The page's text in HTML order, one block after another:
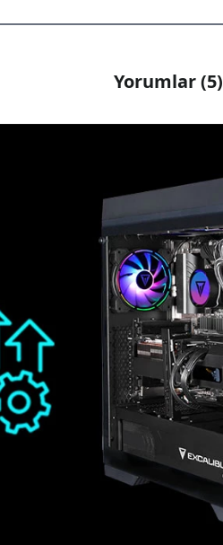
Yorumlar (5)